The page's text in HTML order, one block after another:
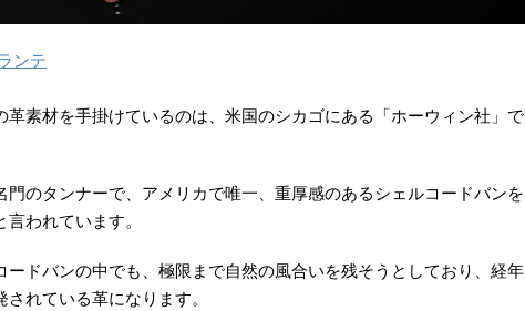
ンテ
革素材を手掛けているのは、米国のシカゴにある「ホーウィン社」で
門のタンナーで、アメリカで唯一、重厚感のあるシェルコードバンを
われています。
ードバンの中でも、極限まで自然の風合いを残そうとしており、経年
れている革になります。